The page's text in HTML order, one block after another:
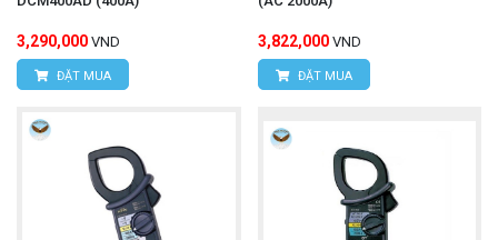
3,290,000 VND
ĐẶT MUA
3,822,000 VND
ĐẶT MUA